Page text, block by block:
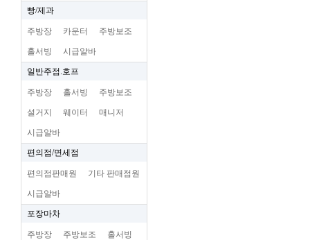
빵/제과
주방장 카운터 주방보조
홀서빙 시급알바
일반주점.호프
주방장 홀서빙 주방보조
설거지 웨이터 매니저
시급알바
편의점/면세점
편의점판매원 기타 판매점원
시급알바
포장마차
주방장 주방보조 홀서빙